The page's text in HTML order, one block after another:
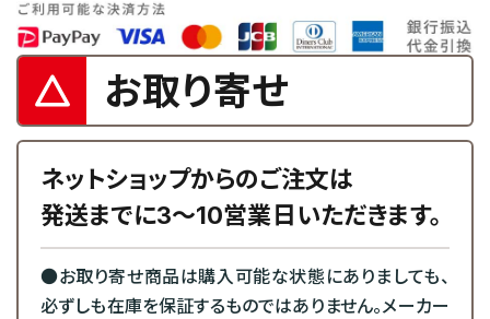
お取り寄せ
ネットショップからのご注文は
発送までに3～10営業日いただきます。
●お取り寄せ商品は購入可能な状態にありましても、
必ずしも在庫を保証するものではありません。メーカー